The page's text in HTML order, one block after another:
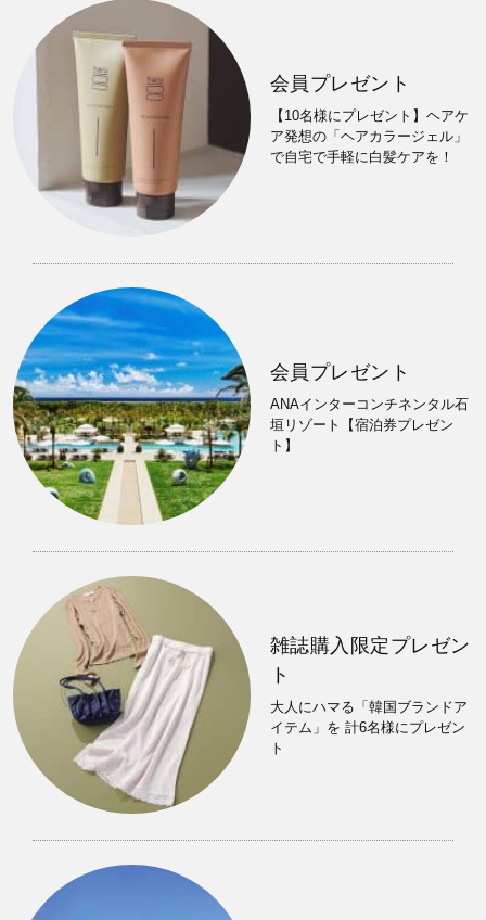
会員プレゼント
【10名様にプレゼント】ヘアケ
ア発想の「ヘアカラージェル」
で自宅で手軽に白髪ケアを！
会員プレゼント
ANAインターコンチネンタル石
垣リゾート【宿泊券プレゼン
ト】
雑誌購入限定プレゼン
ト
大人にハマる「韓国ブランドア
イテム」を 計6名様にプレゼン
ト